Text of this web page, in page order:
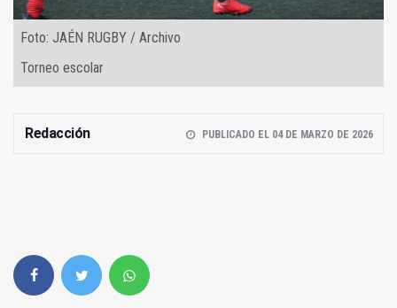
Foto: JAÉN RUGBY / Archivo
Torneo escolar
Redacción PUBLICADO EL 04 DE MARZO DE 2026